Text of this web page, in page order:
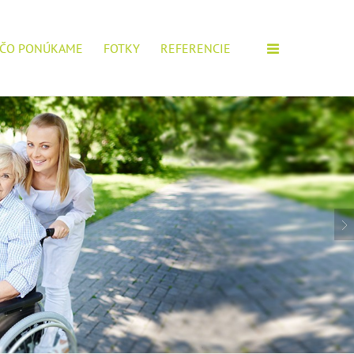
ČO PONÚKAME FOTKY REFERENCIE
ZARIADENÍ!POŠTITE SI ŽIADOSŤ.